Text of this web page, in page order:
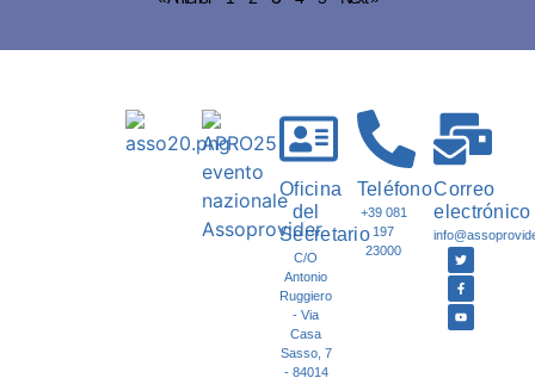
Oficina
del
Secretario
C/O
Antonio
Ruggiero
- Via
Casa
Sasso, 7
- 84014
Teléfono
+39 081
197
23000
Correo
electrónico